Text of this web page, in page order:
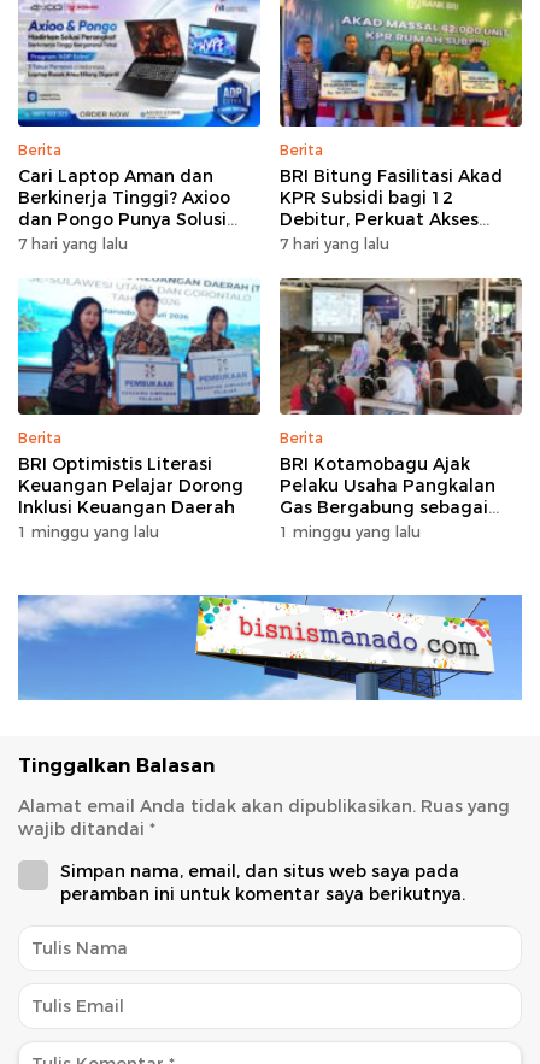
Berita
Cari Laptop Aman dan
Berkinerja Tinggi? Axioo
dan Pongo Punya Solusi
dengan Garansi Ekstra
7 hari yang lalu
Berita
BRI Bitung Fasilitasi Akad
KPR Subsidi bagi 12
Debitur, Perkuat Akses
Hunian Masyarakat
7 hari yang lalu
Berita
BRI Optimistis Literasi
Keuangan Pelajar Dorong
Inklusi Keuangan Daerah
1 minggu yang lalu
Berita
BRI Kotamobagu Ajak
Pelaku Usaha Pangkalan
Gas Bergabung sebagai
Agen BRILink
1 minggu yang lalu
Tinggalkan Balasan
Alamat email Anda tidak akan dipublikasikan. Ruas yang
wajib ditandai *
Simpan nama, email, dan situs web saya pada
peramban ini untuk komentar saya berikutnya.